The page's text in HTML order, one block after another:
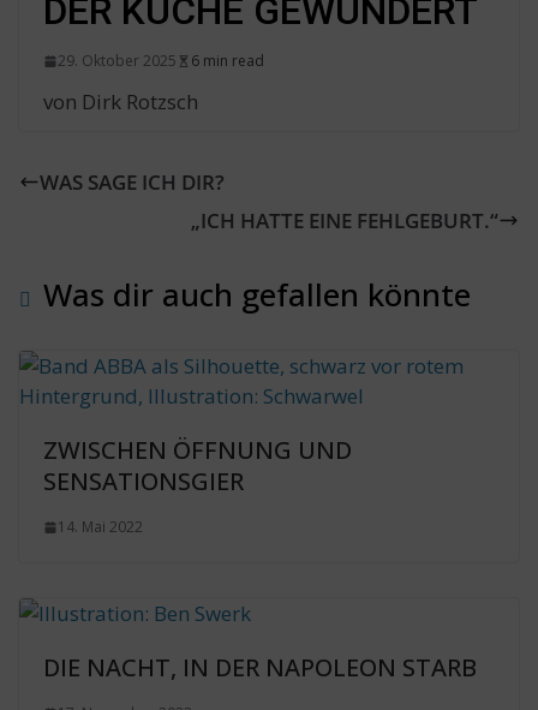
DER KÜCHE GEWUNDERT
29. Oktober 2025 6 min read
von Dirk Rotzsch
WAS SAGE ICH DIR?
„ICH HATTE EINE FEHLGEBURT.“
Was dir auch gefallen könnte
ZWISCHEN ÖFFNUNG UND
SENSATIONSGIER
14. Mai 2022
DIE NACHT, IN DER NAPOLEON STARB